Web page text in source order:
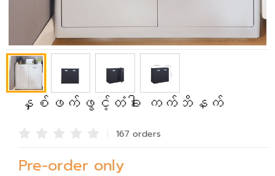
နှစ်ဖက်ဖွင့်တံခါး ကက်ဘိနက်
167 orders
Pre-order only